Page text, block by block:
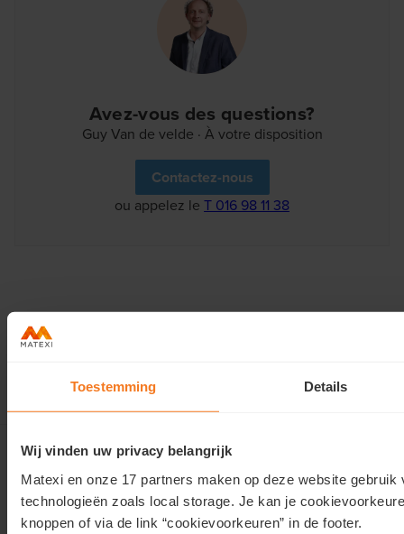
Toestemming Details
Wij vinden uw privacy belangrijk
Matexi en onze 17 partners maken op deze website
technologieën zoals local storage. Je kan je
knoppen of via de link “cookievoorkeuren” in de footer.
Avez-vous des questions?
Guy Van de velde · À votre disposition
Contactez-nous
ou appelez le T 016 98 11 38
Découvrez Tirlemont Donysite
Notre offre
Projets en vente